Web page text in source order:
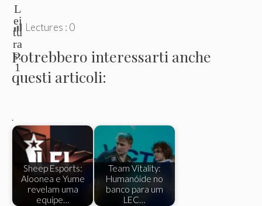
L
ei
tu
ra
s:
1
Lectures : 0
Potrebbero interessarti anche
questi articoli:
.
Sheep Esports:
Aloonea e Yume
revelam uma
equipe…
Team Vitality:
Humanóide no
banco para um
LEC…